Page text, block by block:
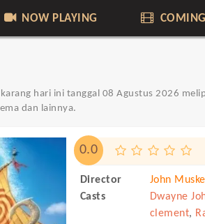
NOW PLAYING
hari ini tanggal 08 Agustus 2026
dan lainnya.
0.0
Director John
Casts
Dwayne
clement,